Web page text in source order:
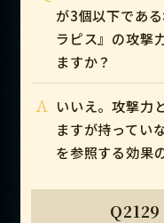
が3個以下であ
ラピス』の攻撃
ますか？
A いいえ。攻撃力
ますが持ってい
を参照する効果